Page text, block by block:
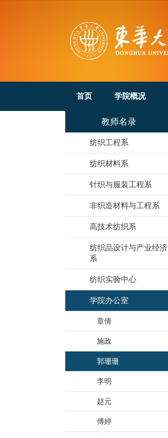
首页 学院概况
教师名录
纺织工程系
纺织材料系
针织与服装工程系
非织造材料与工程系
高技术纺织系
纺织品设计与产业经济
系
纺织实验中心
学院办公室
章倩
施政
郭珊珊
李明
赵元
傅婷